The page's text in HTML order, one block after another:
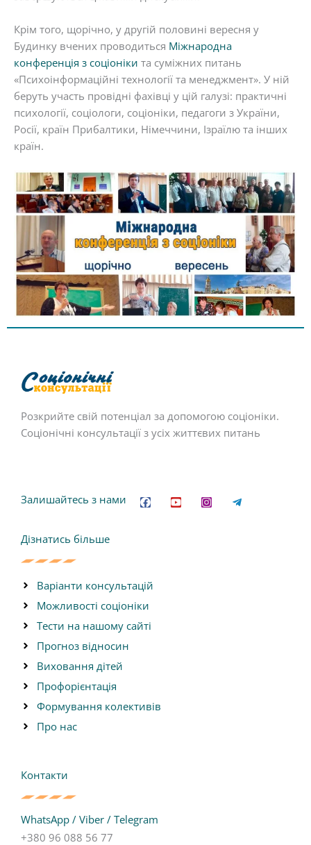
Крім того, щорічно, у другій половині вересня у
Будинку вчених проводиться Міжнародна
конференція з соціоніки та суміжних питань
«Психоінформаційні технології та менеджмент». У ній
беруть участь провідні фахівці у цій галузі: практичні
психології, соціологи, соціоніки, педагоги з України,
Росії, країн Прибалтики, Німеччини, Ізраїлю та інших
країн.
Розкрийте свій потенціал за допомогою соціоніки.
Соціонічні консультації з усіх життєвих питань
Залишайтесь з нами c
e
u
t
s
t
l
e
Дізнатись більше
Варіанти консультацій
Можливості соціоніки
Тести на нашому сайті
Прогноз відносин
Виховання дітей
Профорієнтація
Формування колективів
Про нас
Контакти
WhatsApp / Viber / Telegram
+380 96 088 56 77